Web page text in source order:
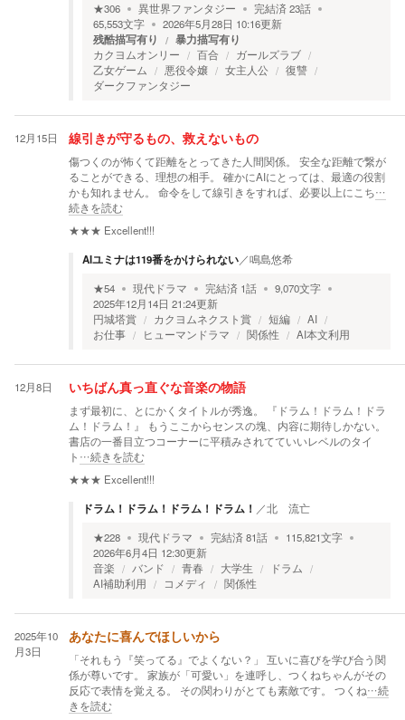
★306 異世界ファンタジー 完結済23話
65,553文字 2026年5月28日 10:16更新
残酷描写有り 暴力描写有り
カクヨムオンリー 百合
ガールズラブ
乙女ゲーム
悪役令嬢 女主人公
復讐
ダークファンタジー
12月15日 線引きが守るもの、救えないもの
傷つくのが怖くて距離をとってきた人間関係。 安全な距離で繋が
ることができる、理想の相手。 確かにAIにとっては、最適の役割
かも知れません。 命令をして線引きをすれば、必要以上にこち…
続きを読む
★★★ Excellent!!!
AIユミナは119番をかけられない／鳴島悠希
★54 現代ドラマ 完結済 1話 9,070文字
2025年12月14日 21:24更新
円城塔賞
カクヨムネクスト賞 短編
AI
お仕事
ヒューマンドラマ 関係性 AI本文利用
12月8日 いちばん真っ直ぐな音楽の物語
まず最初に、とにかくタイトルが秀逸。 『ドラム！ドラム！ドラ
ム！ドラム！』 もうここからセンスの塊、内容に期待しかない。
書店の一番目立つコーナーに平積みされてていいレベルのタイ
ト …続きを読む
★★★ Excellent!!!
ドラム！ドラム！ドラム！ドラム！ ／北 流亡
★228 現代ドラマ 完結済81話 115,821文字
2026年6月4日 12:30更新
音楽
バンド 青春 大学生
ドラム
AI補助利用
コメディ 関係性
2025年10
月3日
あなたに喜んでほしいから
「それもう『笑ってる』でよくない？」 互いに喜びを学び合う関
係が尊いです。 家族が「可愛い」を連呼し、つくねちゃんがその
反応で表情を覚える。 その関わりがとても素敵です。 つくね…続
きを読む